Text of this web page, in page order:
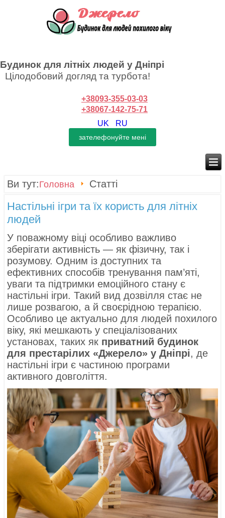
Будинок для літніх людей у Дніпрі
Цілодобовий догляд та турбота!
+38093-355-03-03
+38067-142-75-71
UK
RU
Ви тут:Головна Статті
Настільні ігри та їх користь для літніх
людей
У поважному віці особливо важливо
зберігати активність — як фізичну, так і
розумову. Одним із доступних та
ефективних способів тренування пам’яті,
уваги та підтримки емоційного стану є
настільні ігри. Такий вид дозвілля стає не
лише розвагою, а й своєрідною терапією.
Особливо це актуально для людей похилого
віку, які мешкають у спеціалізованих
установах, таких як приватний будинок
для престарілих «Джерело» у Дніпрі, де
настільні ігри є частиною програми
активного довголіття.